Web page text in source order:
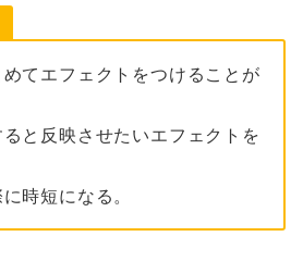
てエフェクトをつけることが
と反映させたいエフェクトを
時短になる。